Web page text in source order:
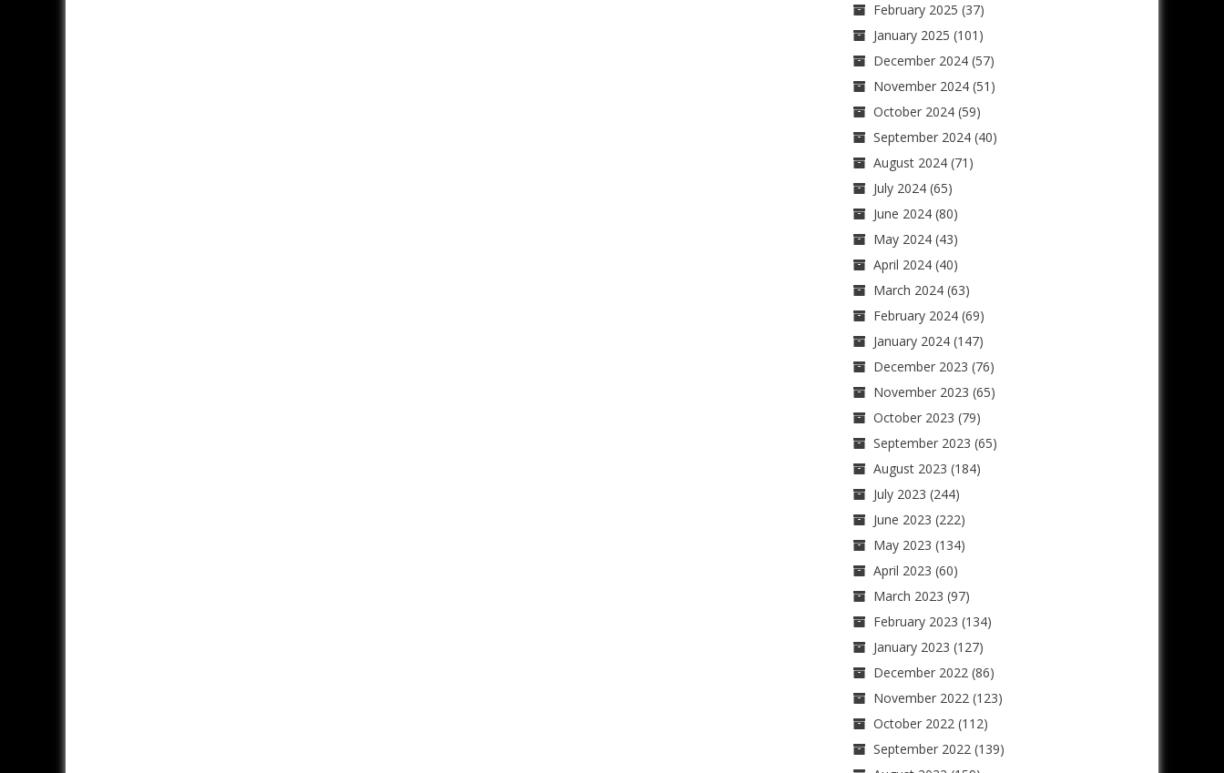
February 2025 (37)
January 2025 (101)
December 2024(57)
November 2024(51)
October 2024(59)
September 2024(40)
August 2024(71)
July 2024(65)
June 2024(80)
May 2024(43)
April 2024(40)
March 2024(63)
February 2024(69)
January 2024(147)
December 2023 (76)
November 2023 (65)
October 2023 (79)
September 2023 (65)
August 2023 (184)
July 2023 (244)
June 2023 (222)
May 2023 (134)
April 2023 (60)
March 2023 (97)
February 2023 (134)
January 2023 (127)
December 2022(86)
November 2022(123)
October 2022(112)
September 2022(139)